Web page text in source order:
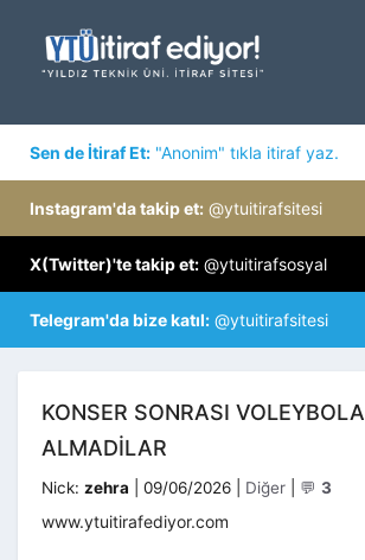
Sen de İtiraf Et: "Anonim" tıkla itiraf yaz.
Instagram'da takip et: @ytuitirafsitesi
X(Twitter)'te takip et: @ytuitirafsosyal
Telegram'da bize katıl: @ytuitirafsitesi
KONSER SONRASI VOLEYBOLA
ALMADILAR
Nick: zehra 09/06/2026 Kategoriler
Diğer 💬 3
www.ytuitirafediyor.com